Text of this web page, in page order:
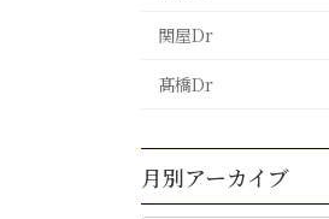
関屋Dr
髙橋Dr
月別アーカイブ